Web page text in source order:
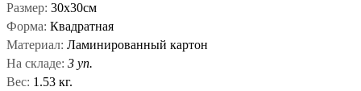
Размер: 30х30см
Форма: Квадратная
Материал: Ламинированный картон
На складе: 3 уп.
Вес: 1.53 кг.